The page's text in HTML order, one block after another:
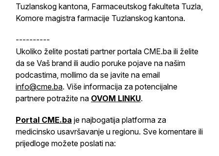
Tuzlanskog kantona, Farmaceutskog fakulteta Tuzla,
Komore magistra farmacije Tuzlanskog kantona.
----------
Ukoliko želite postati partner portala CME.ba ili želite
da se Vaš brand ili audio poruke pojave na našim
podcastima, mollimo da se javite na email
info@cme.ba. Više informacija za potencijalne
partnere potražite na OVOM LINKU.
Portal CME.ba je najbogatija platforma za
medicinsko usavršavanje u regionu. Sve komentare ili
prijedloge možete poslati na: